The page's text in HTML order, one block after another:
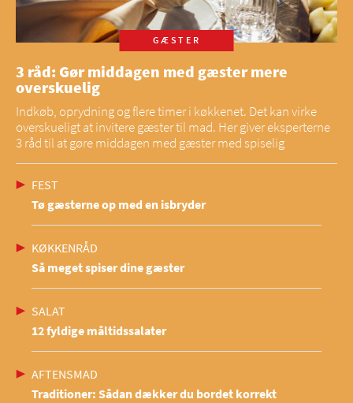
GÆSTER
3 råd: Gør middagen med gæster mere
overskuelig
Indkøb, oprydning og flere timer i køkkenet. Det kan virke
overskueligt at invitere gæster til mad. Her giver eksperterne
3 råd til at gøre middagen med gæster med spiselig
FEST
Tø gæsterne op med en isbryder
KØKKENRÅD
Så meget spiser dine gæster
SALAT
12 fyldige måltidssalater
AFTENSMAD
Traditioner: Sådan dækker du bordet korrekt